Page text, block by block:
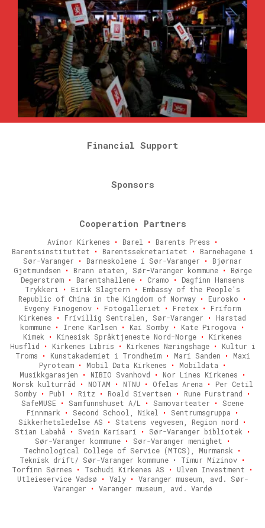
Financial Support
Sponsors
Cooperation Partners
Avinor Kirkenes • Barel • Barents Press
•
Barentsinstituttet
• Barentssekretariatet • Barnehagene i
Sør-Varanger
• Barneskolene i Sør-Varanger •
Bjørnar
Gjetmundsen
• Brann etaten, Sør-Varanger kommune • Børge
Degerstrøm • Barentshallene • Cramo •
Dagfinn Hansens
Trykkeri
• Eirik Slagtern •
Embassy of the People's
Republic of China in the Kingdom of Norway • Eurosko
•
Evgeny Finogenov • Fotogalleriet • Fretex •
Friform
Kirkenes
• Frivillig Sentralen, Sør-Varanger •
Harstad
kommune • Irene Karlsen • Kai Somby • Kate Pirogova
•
Kimek
• Kinesisk Språktjeneste Nord-Norge •
Kirkenes
Husflid
• Kirkenes Libris • Kirkenes Næringshage • Kultur i
Troms
• Kunstakademiet i Trondheim • Mari Sanden • Maxi
Pyroteam • Mobil Data Kirkenes • Mobildata
•
Musikkgarasjen
• NIBIO Svanhovd • Nor Lines Kirkenes
•
Norsk kulturråd
• NOTAM • NTNU • Ofelas Arena • Per Cetil
Somby • Pub1 • Ritz • Roald Sivertsen • Rune Furstrand
•
SafeMUSE
• Samfunnshuset A/L • Samovarteater • Scene
Finnmark
• Second School, Nikel • Sentrumsgruppa
•
Sikkerhetsledelse AS
• Statens vegvesen, Region nord
•
Stian Labahå
• Svein Karisari • Sør-Varanger bibliotek
•
Sør-Varanger kommune • Sør-Varanger menighet
•
Technological College of Service (MTCS), Murmansk
•
Teknisk drift/ Sør-Varanger kommune • Timur Mizinov •
Torfinn Sørnes
• Tschudi Kirkenes AS • Ulven Investment
•
Utleieservice Vadsø
• Valy • Varanger museum, avd. Sør-
Varanger
• Varanger museum, avd. Vardø